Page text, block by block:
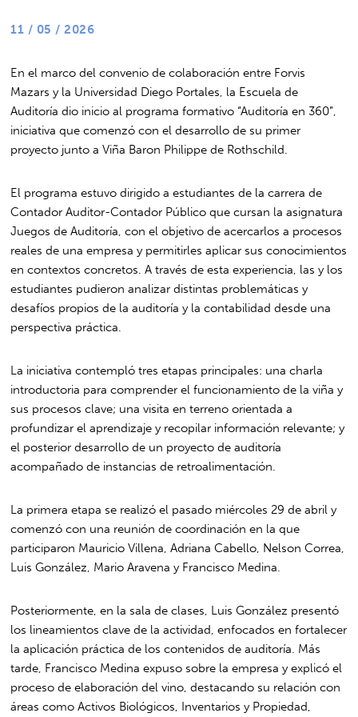
11 / 05 / 2026
En el marco del convenio de colaboración entre Forvis
Mazars y la Universidad Diego Portales, la Escuela de
Auditoría dio inicio al programa formativo “Auditoría en 360”,
iniciativa que comenzó con el desarrollo de su primer
proyecto junto aViña Baron Philippe de Rothschild
El programa estuvo dirigido a estudiantes de la carrera de
Contador Auditor-Contador Público que cursan la asignatura
Juegos de Auditoría, con el objetivo de acercarlos a procesos
reales de una empresa y permitirles aplicar sus conocimientos
en contextos concretos. A través de esta experiencia, las y los
estudiantes pudieron analizar distintas problemáticas y
desafíos propios de la auditoría y la contabilidad desde una
perspectiva práctica.
La iniciativa contempló tres etapas principales: una charla
introductoria para comprender el funcionamiento de la viña y
sus procesos clave; una visita en terreno orientada a
profundizar el aprendizaje y recopilar información relevante; y
el posterior desarrollo de un proyecto de auditoría
acompañado de instancias de retroalimentación.
La primera etapa se realizó el pasado miércoles 29 de abril y
comenzó con una reunión de coordinación en la que
participaron Mauricio Villena ,Adriana Cabello Nelson Correa
Luis González Mario Aravena y Francisco Medina
Posteriormente, en la sala de clases, Luis González presentó
los lineamientos clave de la actividad, enfocados en fortalecer
la aplicación práctica de los contenidos de auditoría. Más
tarde, Francisco Medina expuso sobre la empresa y explicó el
proceso de elaboración del vino, destacando su relación con
áreas como Activos Biológicos, Inventarios y Propiedad,